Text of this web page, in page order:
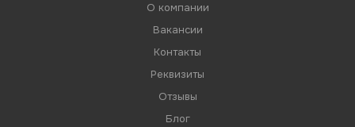
О компании
Вакансии
Контакты
Реквизиты
Отзывы
Блог